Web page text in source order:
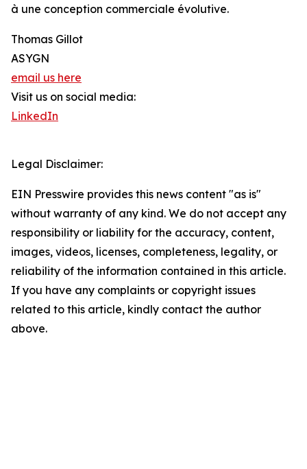
à une conception commerciale évolutive.
Thomas Gillot
ASYGN
email us here
Visit us on social media:
LinkedIn
Legal Disclaimer:
EIN Presswire provides this news content "as is"
without warranty of any kind. We do not accept any
responsibility or liability for the accuracy, content,
images, videos, licenses, completeness, legality, or
reliability of the information contained in this article.
If you have any complaints or copyright issues
related to this article, kindly contact the author
above.